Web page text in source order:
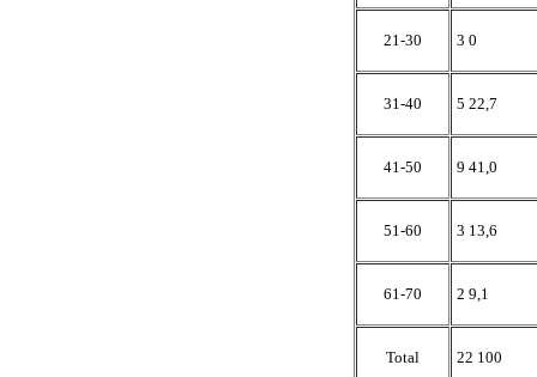
21-30 3 0
31-40 5 22,7
41-50 9 41,0
51-60 3 13,6
61-70 2 9,1
Total 22 100